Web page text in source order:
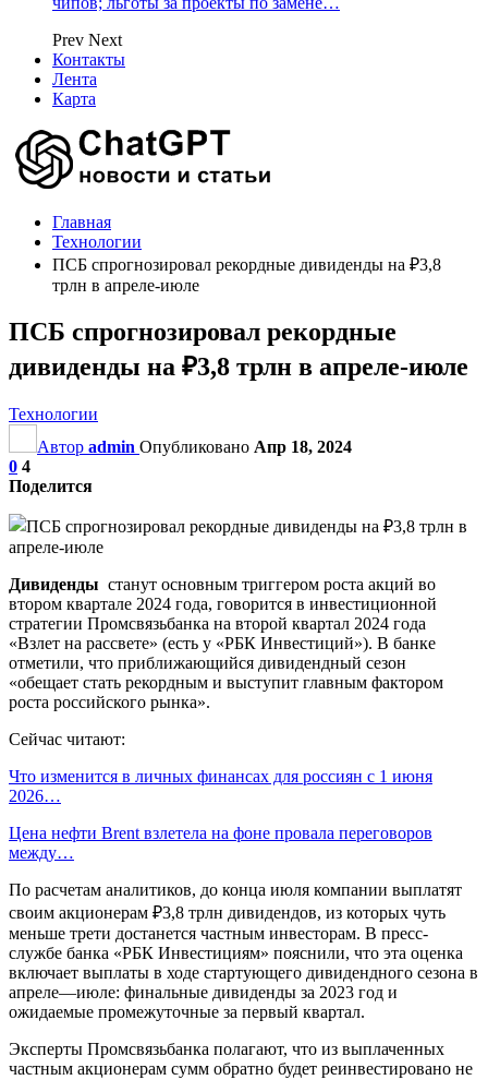
Prev Next
Контакты
Лента
Карта
Главная
Технологии
ПСБ спрогнозировал рекордные дивиденды на ₽3,8
трлн в апреле-июле
ПСБ спрогнозировал рекордные
дивиденды на ₽3,8 трлн в апреле-июле
Технологии
Автор admin Опубликовано Апр 18, 2024
0 4
Поделится
Дивиденды станут основным триггером роста акций во
втором квартале 2024 года, говорится в инвестиционной
стратегии Промсвязьбанка на второй квартал 2024 года
«Взлет на рассвете» (есть у «РБК Инвестиций»). В банке
отметили, что приближающийся дивидендный сезон
«обещает стать рекордным и выступит главным фактором
роста российского рынка».
Сейчас читают:
Что изменится в личных финансах для россиян с 1 июня
2026…
Цена нефти Brent взлетела на фоне провала переговоров
между…
По расчетам аналитиков, до конца июля компании выплатят
своим акционерам ₽3,8 трлн дивидендов, из которых чуть
меньше трети достанется частным инвесторам. В пресс-
службе банка «РБК Инвестициям» пояснили, что эта оценка
включает выплаты в ходе стартующего дивидендного сезона в
апреле—июле: финальные дивиденды за 2023 год и
ожидаемые промежуточные за первый квартал.
Эксперты Промсвязьбанка полагают, что из выплаченных
частным акционерам сумм обратно будет реинвестировано не